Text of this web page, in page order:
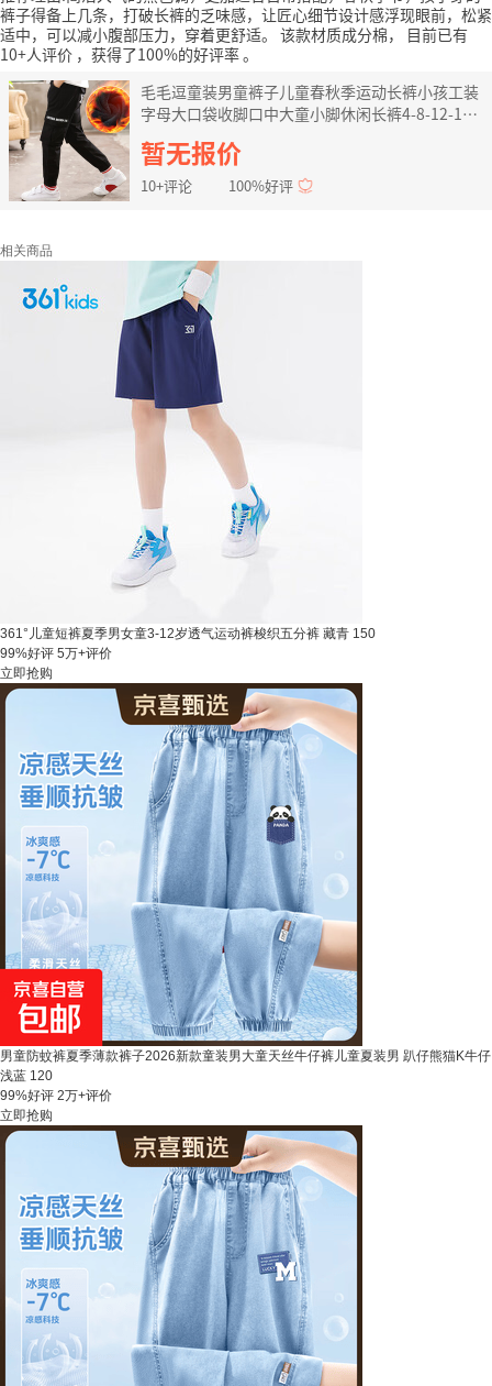
裤子得备上几条，打破长裤的乏味感，让匠心细节设计感浮现眼前，松紧
适中，可以减小腹部压力，穿着更舒适。 该款材质成分棉，
目前已有
10+人评价 ，获得了100%的好评率。
毛毛逗童装男童裤子儿童春秋季运动长裤小孩工装
字母大口袋收脚口中大童小脚休闲长裤4-8-12-15
岁 加绒黑色 160码建议身高160cm左右
暂无报价
10+评论 100%好评
相关商品
361°儿童短裤夏季男女童3-12岁透气运动裤梭织五分裤 藏青 150
99%好评 5万+评价
立即抢购
男童防蚊裤夏季薄款裤子2026新款童装男大童天丝牛仔裤儿童夏装男 趴仔熊猫K牛仔
浅蓝 120
99%好评 2万+评价
立即抢购